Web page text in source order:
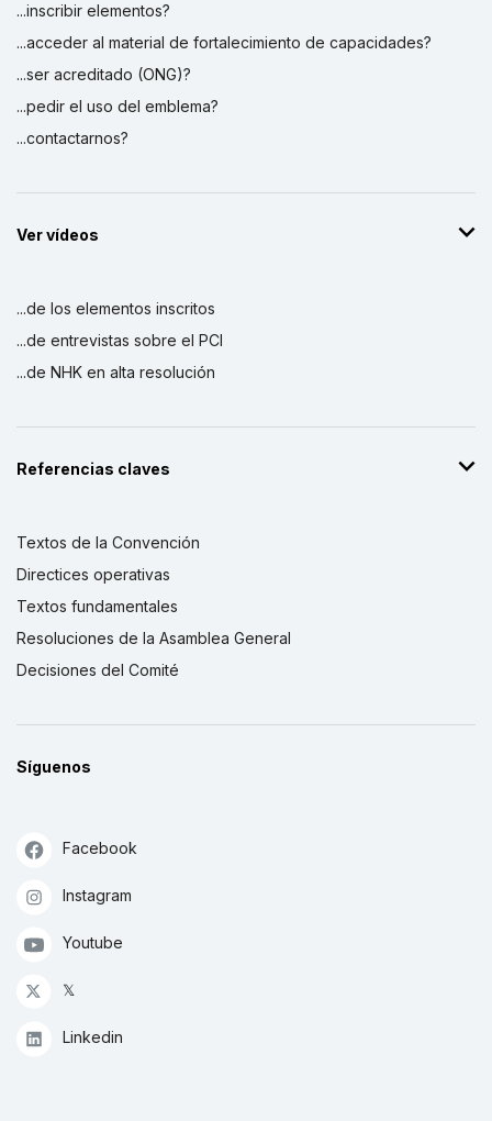
...inscribir elementos?
...acceder al material de fortalecimiento de capacidades?
...ser acreditado (ONG)?
...pedir el uso del emblema?
...contactarnos?
Ver vídeos
...de los elementos inscritos
...de entrevistas sobre el PCI
...de NHK en alta resolución
Referencias claves
Textos de la Convención
Directices operativas
Textos fundamentales
Resoluciones de la Asamblea General
Decisiones del Comité
Síguenos
Facebook
Instagram
Youtube
𝕏
Linkedin